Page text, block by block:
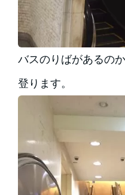
バスのりばがあるの
登ります。